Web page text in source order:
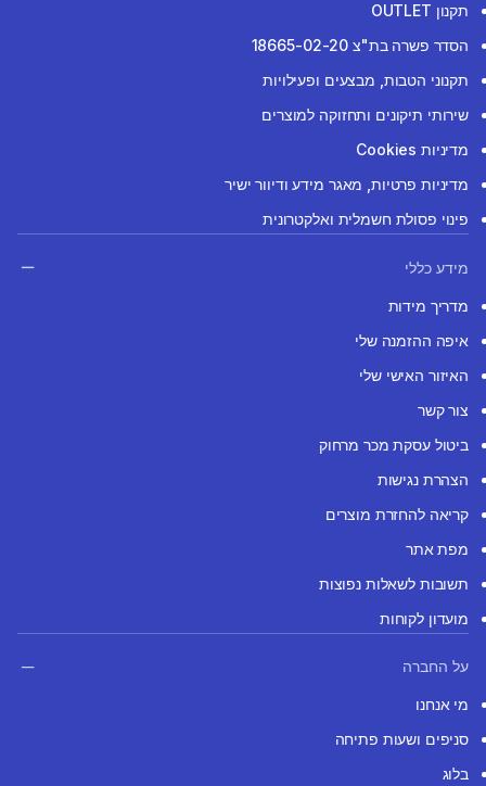
תקנון OUTLET
הסדר פשרה בת"צ 18665-02-20
תקנוני הטבות, מבצעים ופעילויות
שירותי תיקונים ותחזוקה למוצרים
מדיניות Cookies
מדיניות פרטיות, מאגר מידע ודיוור ישיר
פינוי פסולת חשמלית ואלקטרונית
מידע כללי
מדריך מידות
איפה ההזמנה שלי
האיזור האישי שלי
צור קשר
ביטול עסקת מכר מרחוק
הצהרת נגישות
קריאה להחזרת מוצרים
מפת אתר
תשובות לשאלות נפוצות
מועדון לקוחות
על החברה
מי אנחנו
סניפים ושעות פתיחה
בלוג